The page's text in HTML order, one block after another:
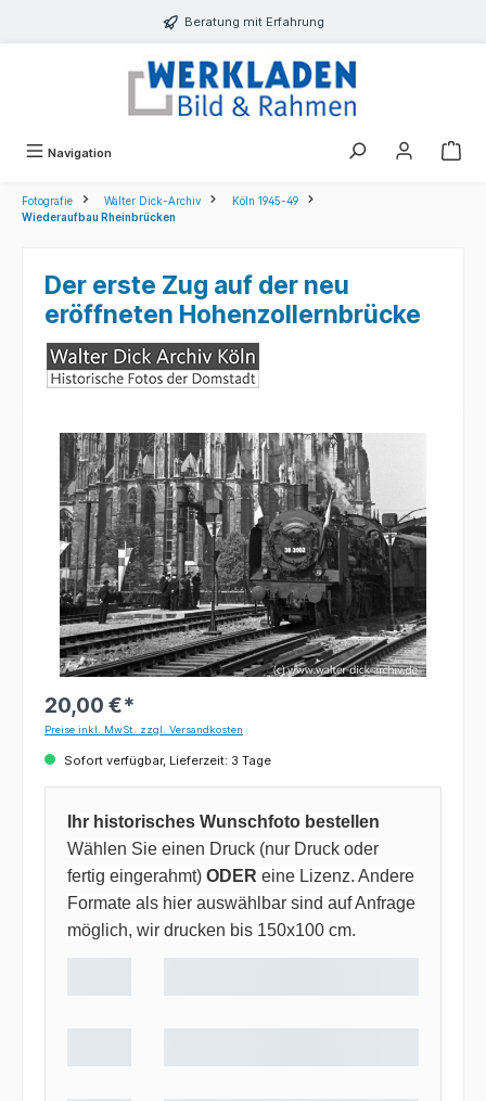
Beratung mit Erfahrung
Navigation
Fotografie Walter Dick-Archiv
Köln 1945-49
Wiederaufbau Rheinbrücken
Der erste Zug auf der neu
eröffneten Hohenzollernbrücke
Bildergalerie überspringen
20,00 €*
Preise inkl. MwSt. zzgl. Versandkosten
Sofort verfügbar, Lieferzeit: 3 Tage
Ihr historisches Wunschfoto bestellen
Wählen Sie einen Druck (nur Druck oder
fertig eingerahmt) ODER eine Lizenz. Andere
Formate als hier auswählbar sind auf Anfrage
möglich, wir drucken bis 150x100 cm.